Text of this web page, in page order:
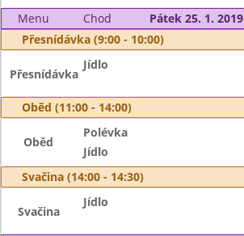
Menu Chod
Pátek 25. 1. 2019
Přesnídávka (9:00 - 10:00)
Přesnídávka
Jídlo
Oběd (11:00 - 14:00)
Oběd
Polévka
Jídlo
Svačina (14:00 - 14:30)
Svačina
Jídlo